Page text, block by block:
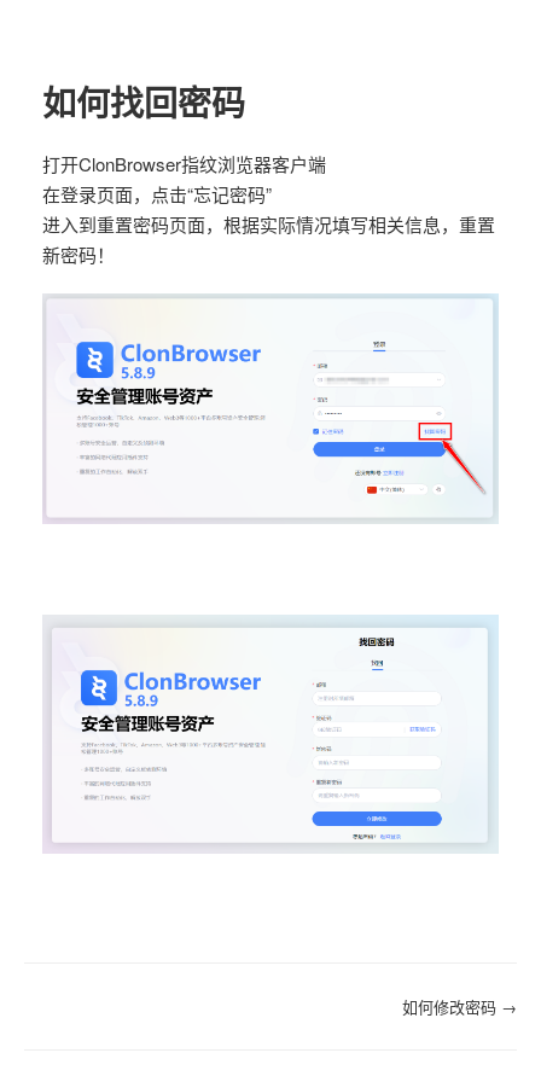
如何找回密码
打开ClonBrowser指纹浏览器客户端
在登录页面，点击“忘记密码”
进入到重置密码页面，根据实际情况填写相关信息，重置
新密码！
如何修改密码 →